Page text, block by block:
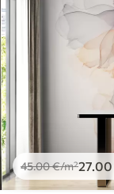
45.00€/m²27.00